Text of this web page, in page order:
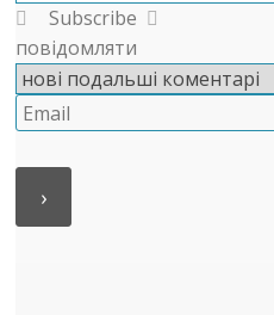
Subscribe
повідомляти